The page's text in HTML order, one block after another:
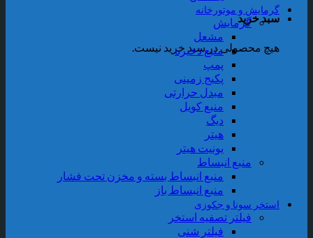
سبد خرید
هیچ محصولی در سبد خرید نیست.
گرمایش و موتورخانه
گرمایش
مشعل
منبع ذخیره
پمپ
پکیج زمینی
مبدل حرارتی
منبع کویل
دیگ
هیتر
یونیت هیتر
منبع انبساط
منبع انبساط بسته و مخزن تحت فشار
منبع انبساط باز
استخر سونا و جکوزی
فیلتر تصفیه استخر
فیلتر شنی